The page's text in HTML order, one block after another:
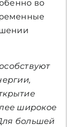
во
широкое
большей